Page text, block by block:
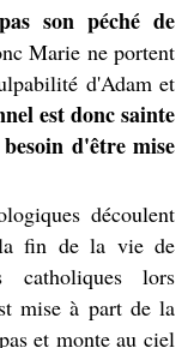
son péché de
Marie ne portent
d'Adam et
est donc sainte
d'être mise
découlent
la fin de la vie de
lors
mise à part de la
et monte au ciel